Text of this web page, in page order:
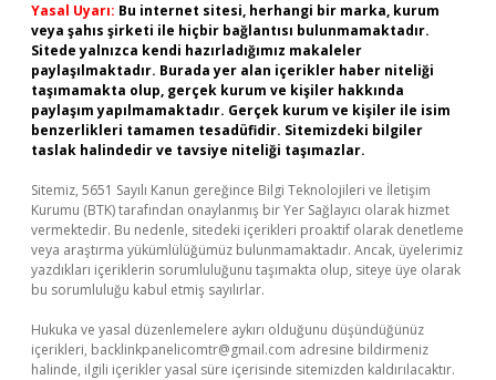
Yasal Uyarı: Bu internet sitesi, herhangi bir marka, kurum
veya şahıs şirketi ile hiçbir bağlantısı bulunmamaktadır.
Sitede yalnızca kendi hazırladığımız makaleler
paylaşılmaktadır. Burada yer alan içerikler haber niteliği
taşımamakta olup, gerçek kurum ve kişiler hakkında
paylaşım yapılmamaktadır. Gerçek kurum ve kişiler ile isim
benzerlikleri tamamen tesadüfidir. Sitemizdeki bilgiler
taslak halindedir ve tavsiye niteliği taşımazlar.
Sitemiz, 5651 Sayılı Kanun gereğince Bilgi Teknolojileri ve İletişim
Kurumu (BTK) tarafından onaylanmış bir Yer Sağlayıcı olarak hizmet
vermektedir. Bu nedenle, sitedeki içerikleri proaktif olarak denetleme
veya araştırma yükümlülüğümüz bulunmamaktadır. Ancak, üyelerimiz
yazdıkları içeriklerin sorumluluğunu taşımakta olup, siteye üye olarak
bu sorumluluğu kabul etmiş sayılırlar.
Hukuka ve yasal düzenlemelere aykırı olduğunu düşündüğünüz
içerikleri, backlinkpanelicomtr@gmail.com adresine bildirmeniz
halinde, ilgili içerikler yasal süre içerisinde sitemizden kaldırılacaktır.